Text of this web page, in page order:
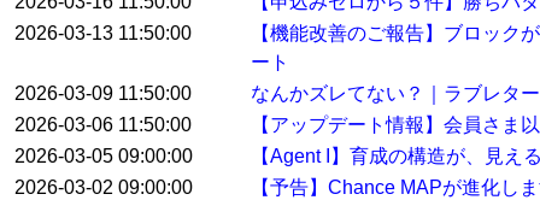
2026-03-13 11:50:00
【機能改善のご報告】ブロック
ート
2026-03-09 11:50:00
なんかズレてない？｜ラブレタ
2026-03-06 11:50:00
【アップデート情報】会員さま
2026-03-05 09:00:00
【Agent I】育成の構造が、見え
2026-03-02 09:00:00
【予告】Chance MAPが進化し